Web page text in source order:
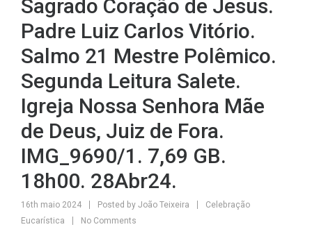
Sagrado Coração de Jesus.
Padre Luiz Carlos Vitório.
Salmo 21 Mestre Polêmico.
Segunda Leitura Salete.
Igreja Nossa Senhora Mãe
de Deus, Juiz de Fora.
IMG_9690/1. 7,69 GB.
18h00. 28Abr24.
16th maio 2024 Posted by João Teixeira
Celebração
Eucarística
No Comments